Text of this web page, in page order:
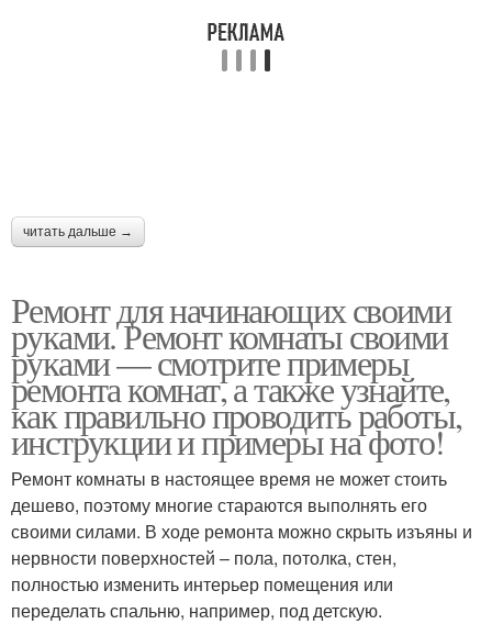
читать дальше →
Ремонт для начинающих своими
руками. Ремонт комнаты своими
руками — смотрите примеры
ремонта комнат, а также узнайте,
как правильно проводить работы,
инструкции и примеры на фото!
Ремонт комнаты в настоящее время не может стоить
дешево, поэтому многие стараются выполнять его
своими силами. В ходе ремонта можно скрыть изъяны и
нервности поверхностей – пола, потолка, стен,
полностью изменить интерьер помещения или
переделать спальню, например, под детскую.